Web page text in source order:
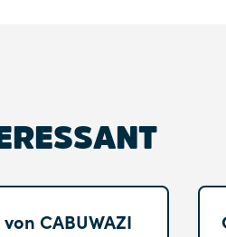
CABUWAZI